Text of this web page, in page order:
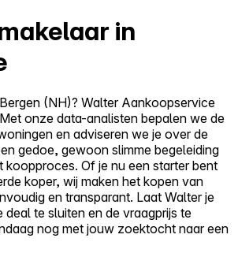
in
(NH)? Walter Aankoopservice
onze data-analisten bepalen we de
en adviseren we je over de
gedoe, gewoon slimme begeleiding
koopproces. Of je nu een starter bent
koper, wij maken het kopen van
en transparant. Laat Walter je
deal te sluiten en de vraagprijs te
nog met jouw zoektocht naar een